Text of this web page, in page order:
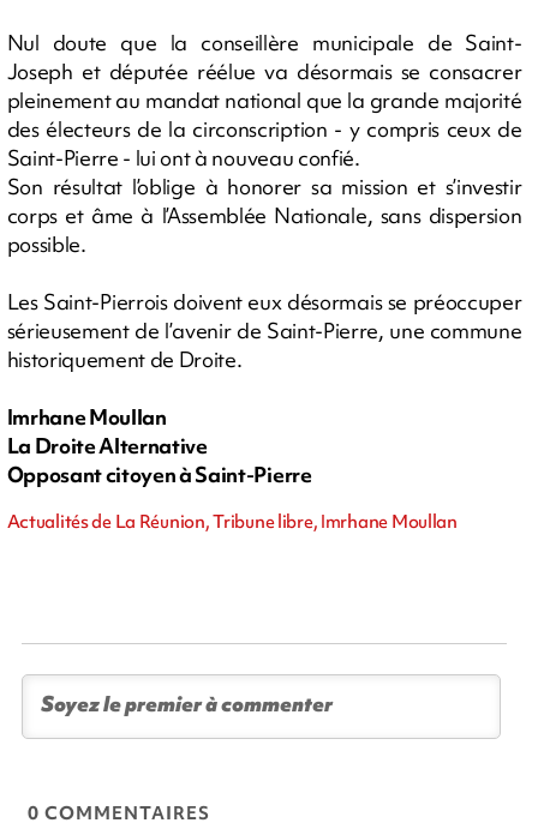
Nul doute que la conseillère municipale de Saint-
Joseph et députée réélue va désormais se consacrer
pleinement au mandat national que la grande majorité
des électeurs de la circonscription - y compris ceux de
Saint-Pierre - lui ont à nouveau confié.
Son résultat l’oblige à honorer sa mission et s’investir
corps et âme à l’Assemblée Nationale, sans dispersion
possible.
Les Saint-Pierrois doivent eux désormais se préoccuper
sérieusement de l’avenir de Saint-Pierre, une commune
historiquement de Droite.
Imrhane Moullan
La Droite Alternative
Opposant citoyen à Saint-Pierre
Actualités de La Réunion, Tribune libre, Imrhane Moullan
0 COMMENTAIRES